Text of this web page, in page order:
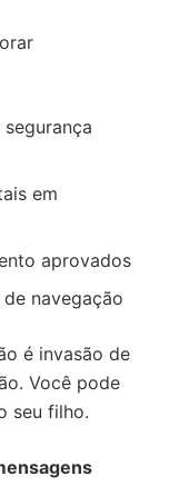
em
aprovados
navegação
é invasão de
Você pode
seu filho.